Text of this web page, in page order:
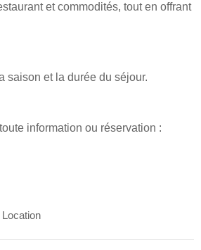
et commodités, tout en offrant
saison et la durée du séjour.
information ou réservation :
Location